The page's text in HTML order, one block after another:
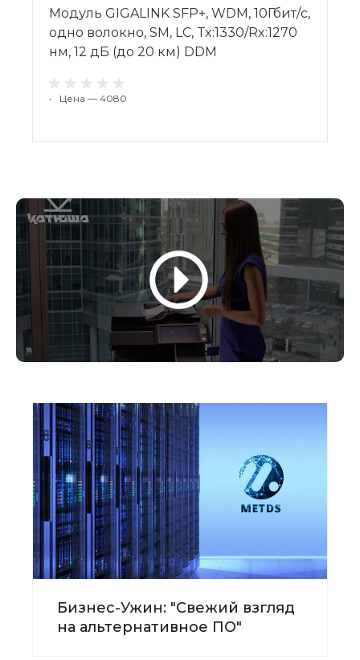
Модуль GIGALINK SFP+, WDM, 10Гбит/с,
одно волокно, SM, LC, Tx:1330/Rx:1270
нм, 12 дБ (до 20 км) DDM
• Цена — 4080
Бизнес-Ужин: "Свежий взгляд
на альтернативное ПО"